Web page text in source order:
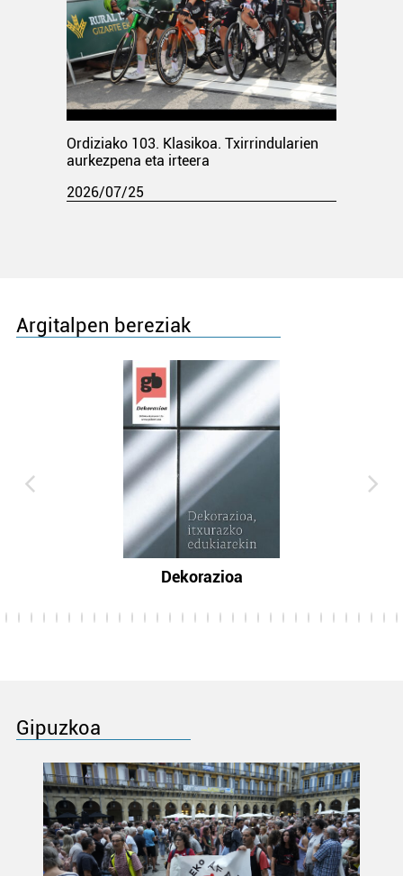
Ordiziako 103. Klasikoa. Txirrindularien
aurkezpena eta irteera
2026/07/25
Argitalpen bereziak
Dekorazioa
Gipuzkoa